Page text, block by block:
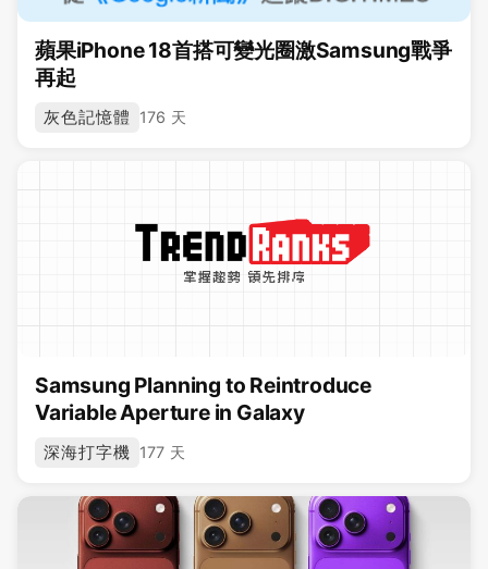
蘋果iPhone 18首搭可變光圈激Samsung戰爭
再起
灰色記憶體 176 天
Samsung Planning to Reintroduce
Variable Aperture in Galaxy
深海打字機 177 天